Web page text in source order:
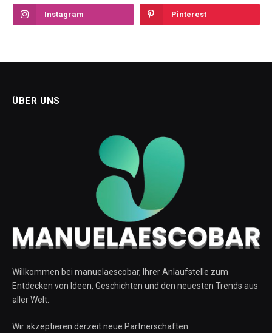
Instagram Pinterest
ÜBER UNS
Willkommen bei manuelaescobar, Ihrer Anlaufstelle zum
Entdecken von Ideen, Geschichten und den neuesten Trends aus
aller Welt.
Wir akzeptieren derzeit neue Partnerschaften.